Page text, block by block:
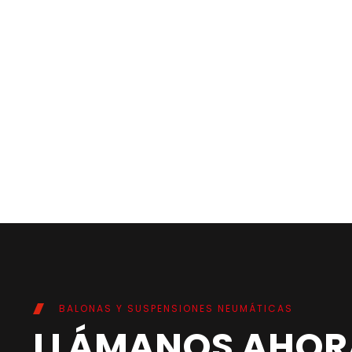
BALONAS Y SUSPENSIONES NEUMÁTICAS